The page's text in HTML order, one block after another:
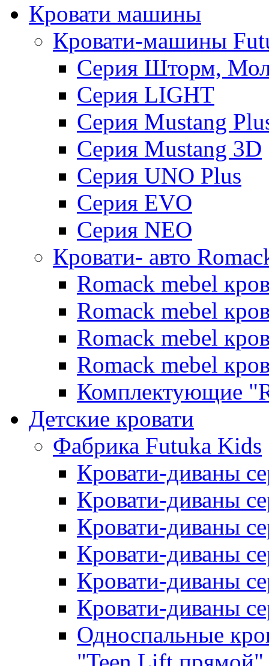
Кровати машины
Кровати-машины
Серия Шторм,
Серия LIGHT
Серия Mustang
Серия Mustang 3D
Серия UNO Plus
Серия EVO
Серия NEO
Кровати- авто
Romack mebel
Romack mebel
Romack mebel
Romack mebel
Комплектующие
Детские кровати
Фабрика Futuka Kids
Кровати-диваны
Кровати-диваны
Кровати-диваны
Кровати-диваны
Кровати-диваны
Кровати-диваны
Односпальные